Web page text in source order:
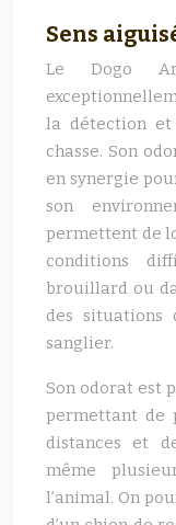
Sens
Le Dogo
la détection
chasse. Son
en synergie
son
permettent de
conditions
brouillard ou
des situations
sanglier.
Son odorat est
permettant de
distances et
même
l’animal. On